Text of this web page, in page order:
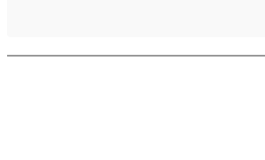
компанией! Номер заказа